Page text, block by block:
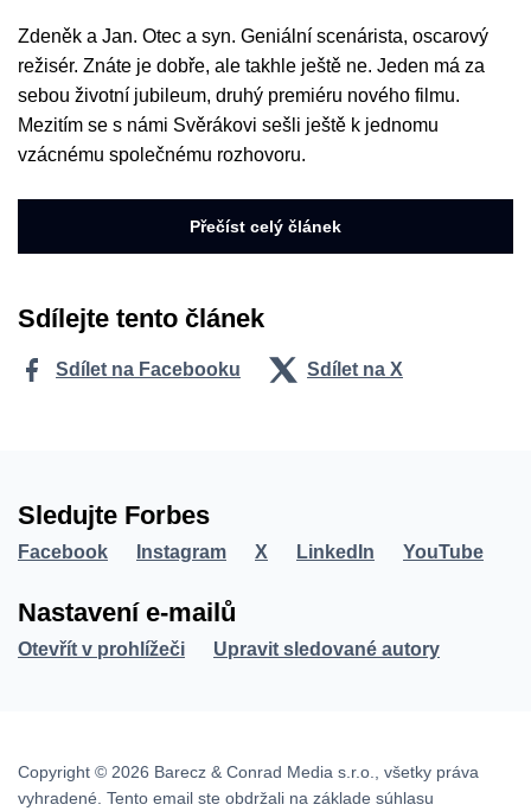
Zdeněk a Jan. Otec a syn. Geniální scenárista, oscarový
režisér. Znáte je dobře, ale takhle ještě ne. Jeden má za
sebou životní jubileum, druhý premiéru nového filmu.
Mezitím se s námi Svěrákovi sešli ještě k jednomu
vzácnému společnému rozhovoru.
Přečíst celý článek
Sdílejte tento článek
Sdílet na Facebooku Sdílet na X
Sledujte Forbes
Facebook Instagram X LinkedIn YouTube
Nastavení e-mailů
Otevřít v prohlížeči Upravit sledované autory
Copyright © 2026 Barecz & Conrad Media s.r.o., všetky práva
vyhradené. Tento email ste obdržali na základe súhlasu